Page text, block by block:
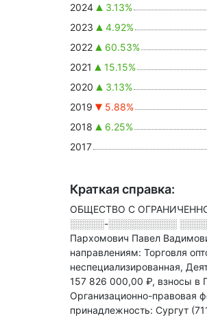
2024
3.13%
2023
4.92%
2022
60.53%
2021
15.15%
2020
3.13%
2019
5.88%
2018
6.25%
2017
Краткая справка:
ОБЩЕСТВО С
░░░░░-░░░░░░░░░░
Пархомович Павел
направлениям: Торговля
неспециализированная,
157 826 000,00 ₽, взносы в
Организационно-правовая
принадлежность: Сургут